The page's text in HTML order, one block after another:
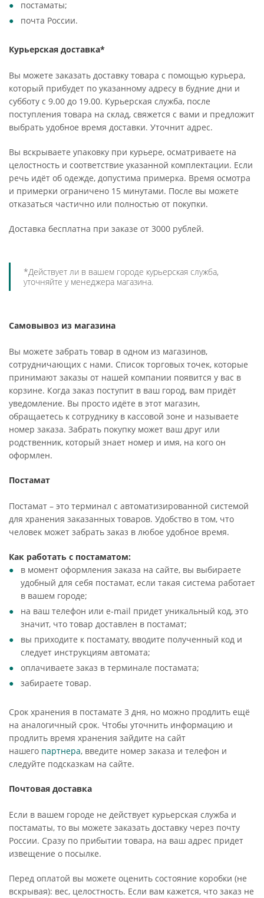
постаматы;
почта России.
Курьерская доставка*
Вы можете заказать доставку товара с помощью курьера,
который прибудет по указанному адресу в будние дни и
субботу с 9.00 до 19.00. Курьерская служба, после
поступления товара на склад, свяжется с вами и предложит
выбрать удобное время доставки. Уточнит адрес.
Вы вскрываете упаковку при курьере, осматриваете на
целостность и соответствие указанной комплектации. Если
речь идёт об одежде, допустима примерка. Время осмотра
и примерки ограничено 15 минутами. После вы можете
отказаться частично или полностью от покупки.
Доставка бесплатна при заказе от 3000 рублей.
*Действует ли в вашем городе курьерская служба,
уточняйте у менеджера магазина.
Самовывоз из магазина
Вы можете забрать товар в одном из магазинов,
сотрудничающих с нами. Список торговых точек, которые
принимают заказы от нашей компании появится у вас в
корзине. Когда заказ поступит в ваш город, вам придёт
уведомление. Вы просто идёте в этот магазин,
обращаетесь к сотруднику в кассовой зоне и называете
номер заказа. Забрать покупку может ваш друг или
родственник, который знает номер и имя, на кого он
оформлен.
Постамат
Постамат – это терминал с автоматизированной системой
для хранения заказанных товаров. Удобство в том, что
человек может забрать заказ в любое удобное время.
Как работать с постаматом:
в момент оформления заказа на сайте, вы выбираете
удобный для себя постамат, если такая система работает
в вашем городе;
на ваш телефон или e-mail придет уникальный код, это
значит, что товар доставлен в постамат;
вы приходите к постамату, вводите полученный код и
следует инструкциям автомата;
оплачиваете заказ в терминале постамата;
забираете товар.
Срок хранения в постамате 3 дня, но можно продлить ещё
на аналогичный срок. Чтобы уточнить информацию и
продлить время хранения зайдите на сайт
нашего партнера, введите номер заказа и телефон и
следуйте подсказкам на сайте.
Почтовая доставка
Если в вашем городе не действует курьерская служба и
постаматы, то вы можете заказать доставку через почту
России. Сразу по прибытии товара, на ваш адрес придет
извещение о посылке.
Перед оплатой вы можете оценить состояние коробки (не
вскрывая): вес, целостность. Если вам кажется, что заказ не